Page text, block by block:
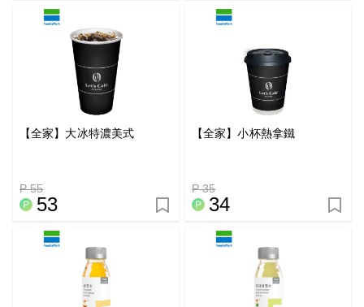
【全家】大冰特濃美式
P 55
53
【全家】小杯熱拿鐵
P 35
34